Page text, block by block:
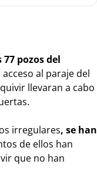
pozos del
al paraje del
llevaran a cabo
irregulares, se han
de ellos han
que no han